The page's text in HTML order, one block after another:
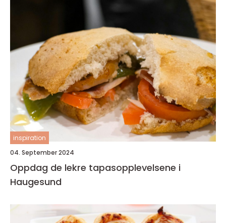
inspiration
04. September 2024
Oppdag de lekre tapasopplevelsene i
Haugesund